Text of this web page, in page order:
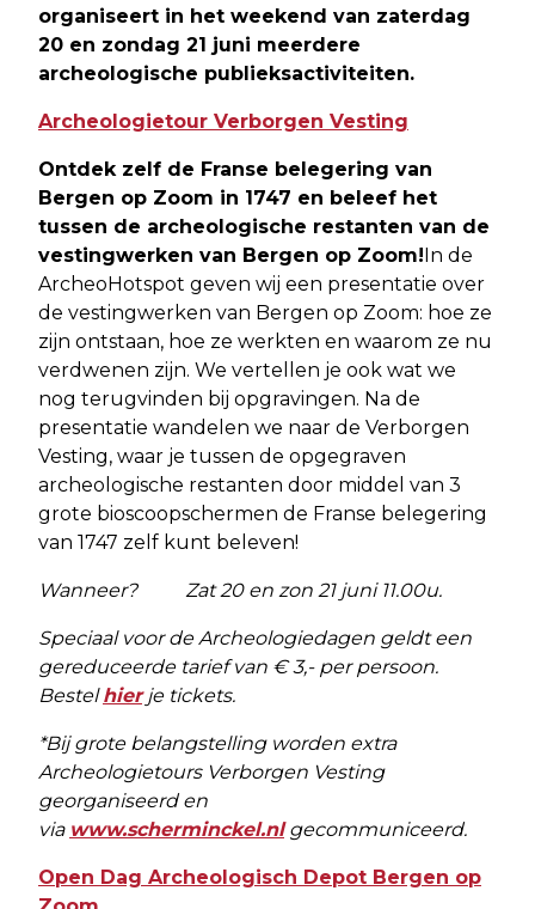
organiseert in het weekend van zaterdag
20 en zondag 21 juni meerdere
archeologische publieksactiviteiten.
Archeologietour Verborgen Vesting
Ontdek zelf de Franse belegering van
Bergen op Zoom in 1747 en beleef het
tussen de archeologische restanten van de
vestingwerken van Bergen op Zoom!In de
ArcheoHotspot geven wij een presentatie over
de vestingwerken van Bergen op Zoom: hoe ze
zijn ontstaan, hoe ze werkten en waarom ze nu
verdwenen zijn. We vertellen je ook wat we
nog terugvinden bij opgravingen. Na de
presentatie wandelen we naar de Verborgen
Vesting, waar je tussen de opgegraven
archeologische restanten door middel van 3
grote bioscoopschermen de Franse belegering
van 1747 zelf kunt beleven!
Wanneer? Zat 20 en zon 21 juni 11.00u.
Speciaal voor de Archeologiedagen geldt een
gereduceerde tarief van € 3,- per persoon.
Bestelhierje tickets.
*Bij grote belangstelling worden extra
Archeologietours Verborgen Vesting
georganiseerd en
via www.scherminckel.nlgecommuniceerd.
Open Dag Archeologisch Depot Bergen op